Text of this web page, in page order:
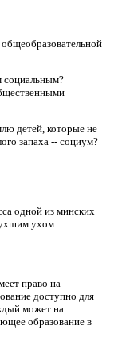
социальным?
детей, которые не
запаха -- социум?
одной из минских
ухом.
право на
доступно для
может на
образование в